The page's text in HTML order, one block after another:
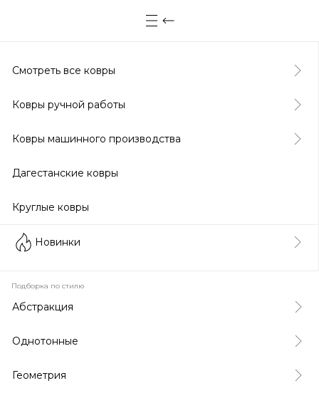
Смотреть все ковры
Ковры ручной работы
Ковры машинного производства
Дагестанские ковры
Круглые ковры
Новинки
Подборка по стилю
Абстракция
Однотонные
Геометрия